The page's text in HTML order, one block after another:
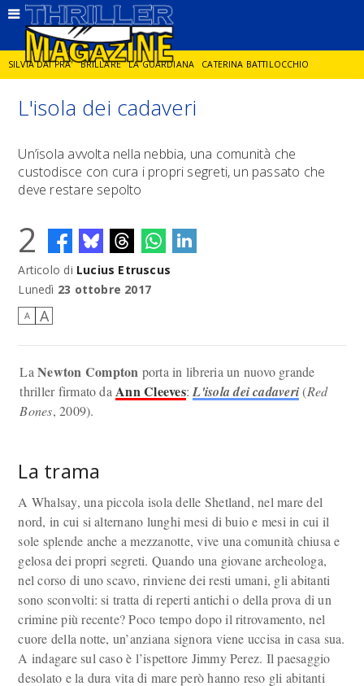
SILVIA DAI PRA' BRILLARE LA GUARDIANA CATERINA BATTILOCCHIO
JORGE DIAZ LA SPIA DELITTO IN CORNICE
DIEGO ZANDEL GLI ANNI DI PIETRA
L'isola dei cadaveri
Un’isola avvolta nella nebbia, una comunità che
custodisce con cura i propri segreti, un passato che
deve restare sepolto
2
Articolo di Lucius Etruscus
Lunedì 23 ottobre 2017
A A
LaNewton Compton porta in libreria un nuovo grande
thriller firmato da Ann Cleeves: L'isola dei cadaveri(Red
Bones, 2009).
La trama
A Whalsay, una piccola isola delle Shetland, nel mare del
nord, in cui si alternano lunghi mesi di buio e mesi in cui il
sole splende anche a mezzanotte, vive una comunità chiusa e
gelosa dei propri segreti. Quando una giovane archeologa,
nel corso di uno scavo, rinviene dei resti umani, gli abitanti
sono sconvolti: si tratta di reperti antichi o della prova di un
crimine più recente? Poco tempo dopo il ritrovamento, nel
cuore della notte, un’anziana signora viene uccisa in casa sua.
A indagare sul caso è l’ispettore Jimmy Perez. Il paesaggio
desolato e la dura vita di mare però hanno reso gli abitanti